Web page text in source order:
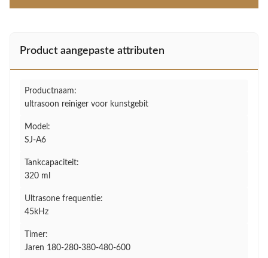
Product aangepaste attributen
Productnaam:
ultrasoon reiniger voor kunstgebit
Model:
SJ-A6
Tankcapaciteit:
320 ml
Ultrasone frequentie:
45kHz
Timer:
Jaren 180-280-380-480-600